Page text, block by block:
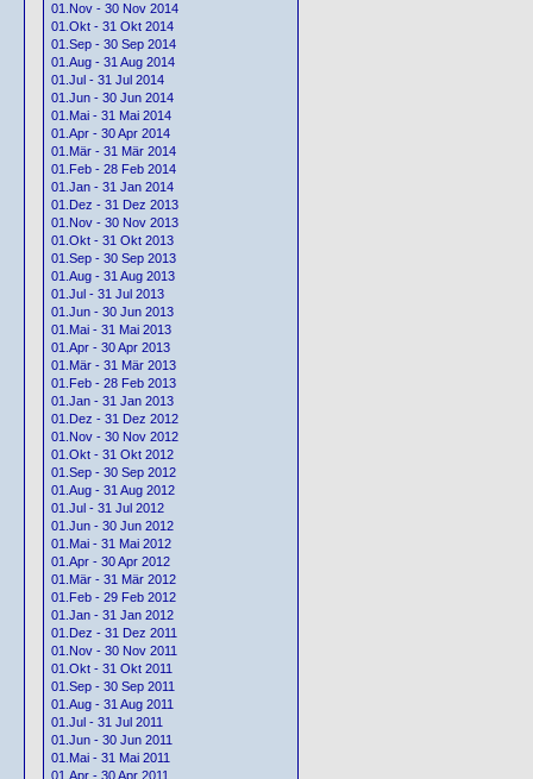
01.Nov - 30 Nov 2014
01.Okt - 31 Okt 2014
01.Sep - 30 Sep 2014
01.Aug - 31 Aug 2014
01.Jul - 31 Jul 2014
01.Jun - 30 Jun 2014
01.Mai - 31 Mai 2014
01.Apr - 30 Apr 2014
01.Mär - 31 Mär 2014
01.Feb - 28 Feb 2014
01.Jan - 31 Jan 2014
01.Dez - 31 Dez 2013
01.Nov - 30 Nov 2013
01.Okt - 31 Okt 2013
01.Sep - 30 Sep 2013
01.Aug - 31 Aug 2013
01.Jul - 31 Jul 2013
01.Jun - 30 Jun 2013
01.Mai - 31 Mai 2013
01.Apr - 30 Apr 2013
01.Mär - 31 Mär 2013
01.Feb - 28 Feb 2013
01.Jan - 31 Jan 2013
01.Dez - 31 Dez 2012
01.Nov - 30 Nov 2012
01.Okt - 31 Okt 2012
01.Sep - 30 Sep 2012
01.Aug - 31 Aug 2012
01.Jul - 31 Jul 2012
01.Jun - 30 Jun 2012
01.Mai - 31 Mai 2012
01.Apr - 30 Apr 2012
01.Mär - 31 Mär 2012
01.Feb - 29 Feb 2012
01.Jan - 31 Jan 2012
01.Dez - 31 Dez 2011
01.Nov - 30 Nov 2011
01.Okt - 31 Okt 2011
01.Sep - 30 Sep 2011
01.Aug - 31 Aug 2011
01.Jul - 31 Jul 2011
01.Jun - 30 Jun 2011
01.Mai - 31 Mai 2011
01.Apr - 30 Apr 2011